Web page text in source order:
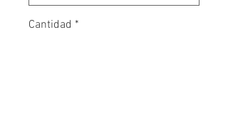
Cantidad *